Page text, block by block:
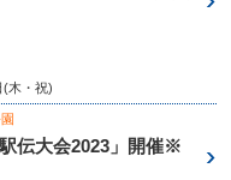
(木・祝)
伝大会2023」開催※